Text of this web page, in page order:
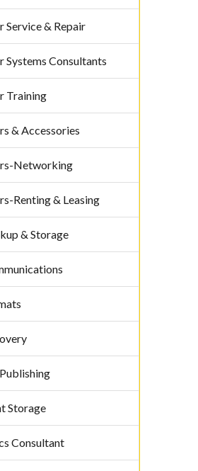
Service & Repair
Systems Consultants
Training
& Accessories
Networking
Renting & Leasing
& Storage
Storage
Consultant